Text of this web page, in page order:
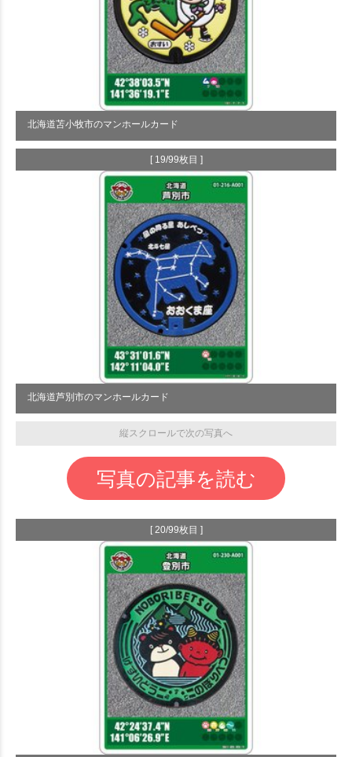
北海道苫小牧市のマンホールカード
[ 19/99枚目 ]
北海道芦別市のマンホールカード
縦スクロールで次の写真へ
写真の記事を読む
[ 20/99枚目 ]